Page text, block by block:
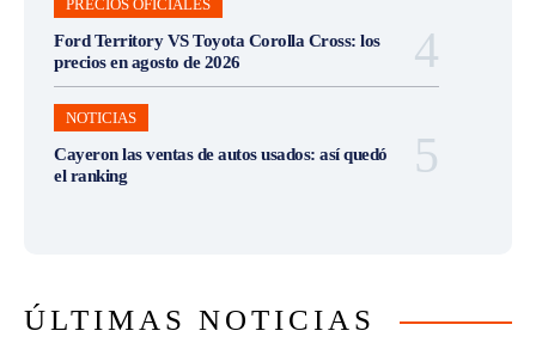
PRECIOS OFICIALES
Ford Territory VS Toyota Corolla Cross: los
precios en agosto de 2026
NOTICIAS
Cayeron las ventas de autos usados: así quedó
el ranking
ÚLTIMAS NOTICIAS